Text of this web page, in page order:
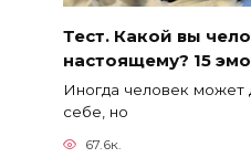
Тест. Какой вы
настоящему? 15
Иногда человек может
себе, но
67.6к.